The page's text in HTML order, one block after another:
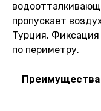
пропускает
Турция.
по периметру.
Преимущества